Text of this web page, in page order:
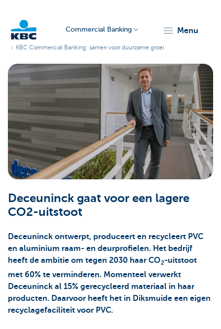
Corporate
Commercial Banking menu
KBC Commercial Banking: samen voor duurzame groei
Deceuninck gaat voor een lagere
CO2-uitstoot
Deceuninck ontwerpt, produceert en recycleert PVC
en aluminium raam- en deurprofielen. Het bedrijf
heeft de ambitie om tegen 2030 haar CO2-uitstoot
met 60% te verminderen. Momenteel verwerkt
Deceuninck al 15% gerecycleerd materiaal in haar
producten. Daarvoor heeft het in Diksmuide een eigen
recyclagefaciliteit voor PVC.